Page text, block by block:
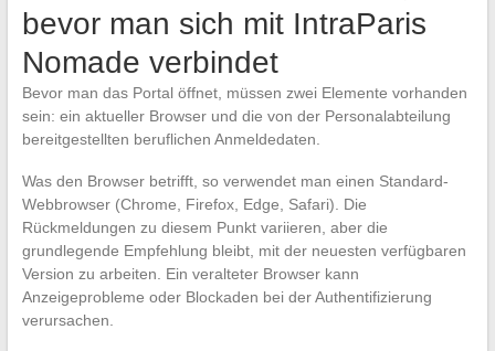
bevor man sich mit IntraParis
Nomade verbindet
Bevor man das Portal öffnet, müssen zwei Elemente vorhanden
sein: ein aktueller Browser und die von der Personalabteilung
bereitgestellten beruflichen Anmeldedaten.
Was den Browser betrifft, so verwendet man einen Standard-
Webbrowser (Chrome, Firefox, Edge, Safari). Die
Rückmeldungen zu diesem Punkt variieren, aber die
grundlegende Empfehlung bleibt, mit der neuesten verfügbaren
Version zu arbeiten. Ein veralteter Browser kann
Anzeigeprobleme oder Blockaden bei der Authentifizierung
verursachen.